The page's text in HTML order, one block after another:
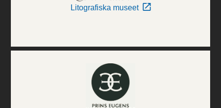
Litografiska museet